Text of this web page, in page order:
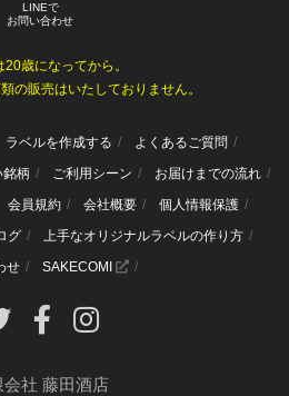
LINEで
お問い合わせ
歳になってから。
の販売はいたしておりません。
ラベルを作成する
よくあるご質問
銘柄 ご利用シーン
お届けまでの流れ
会員規約 会社概要
個人情報保護
グ
上手なオリジナルラベルの作り方
せ
SAKECOMI
会社 藤田酒店